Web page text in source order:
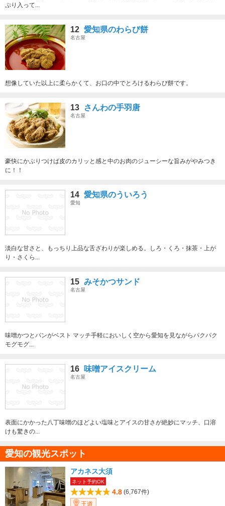
ぷり入って...
12 愛知県のわらび餅
名古屋
想像していた以上に柔らかくて、お口の中でとろけるわらび餅です。
13 さんわの手羽唐
名古屋
豪快にかぶりつけば皮のカリッと感と中のお肉のジューシーな旨みがやみつき
に！！
14 愛知県のういろう
愛知
淡白な甘さと、もっちり上品な舌ざわりが楽しめる。しろ・くろ・抹茶・上が
り・さくら...
15 みそかつサンド
名古屋
味噌かつとパンがベスト マッチ手軽においしく空から愛知を見ながらパクパク
モグモグ...
16 味噌アイスクリーム
名古屋
表面にかかった八丁味噌のほどよい塩味とアイスの甘さが絶妙にマッチ、口溶
けも驚きの...
愛知の観光スポット
アカネス大須
ネット予約OK
4.8 (6,767件)
王道